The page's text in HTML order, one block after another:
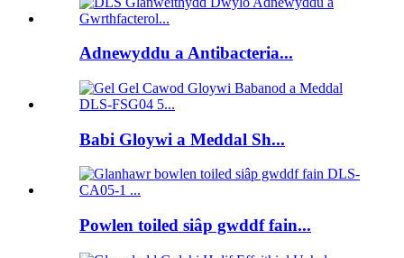
Adnewyddu a Antibacteria...
Babi Gloywi a Meddal Sh...
Powlen toiled siâp gwddf fain...